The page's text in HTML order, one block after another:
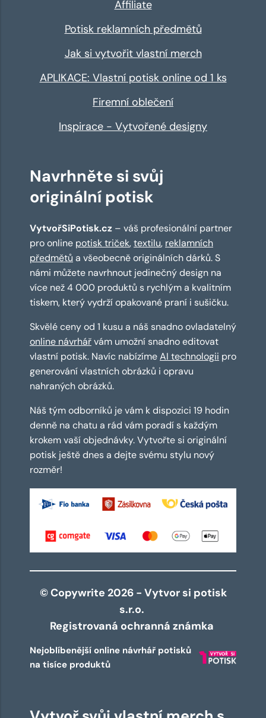
Affiliate
Potisk reklamních předmětů
Jak si vytvořit vlastní merch
APLIKACE: Vlastní potisk online od 1 ks
Firemní oblečení
Inspirace - Vytvořené designy
Navrhněte si svůj
originální potisk
VytvořSiPotisk.cz – váš profesionální partner
pro online potisk triček,textilu, reklamních
předmětů a všeobecně originálních dárků. S
námi můžete navrhnout jedinečný design na
více než 4 000 produktů s rychlým a kvalitním
tiskem, který vydrží opakované praní i sušičku.
Skvělé ceny od 1 kusu a náš snadno ovladatelný
online návrhářvám umožní snadno editovat
vlastní potisk. Navíc nabízímeAI technologii pro
generování vlastních obrázků i opravu
nahraných obrázků.
Náš tým odborníků je vám k dispozici 19 hodin
denně na chatu a rád vám poradí s každým
krokem vaší objednávky. Vytvořte si originální
potisk ještě dnes a dejte svému stylu nový
rozměr!
© Copywrite 2026 - Vytvor si potisk
s.r.o.
Registrovaná ochranná známka
Nejoblíbenější online návrhář potisků
na tisíce produktů